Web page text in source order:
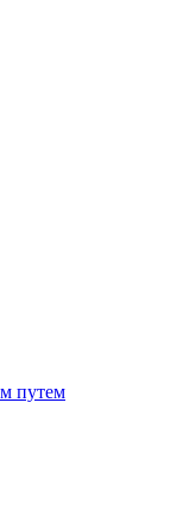
путем